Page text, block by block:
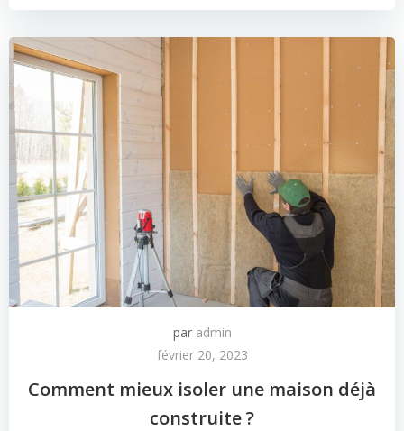
par admin
février 20, 2023
Comment mieux isoler une maison déjà
construite ?